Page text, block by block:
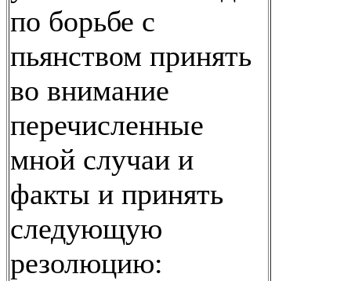
по борьбе с
пьянством принять
во внимание
перечисленные
мной случаи и
факты и принять
следующую
резолюцию: